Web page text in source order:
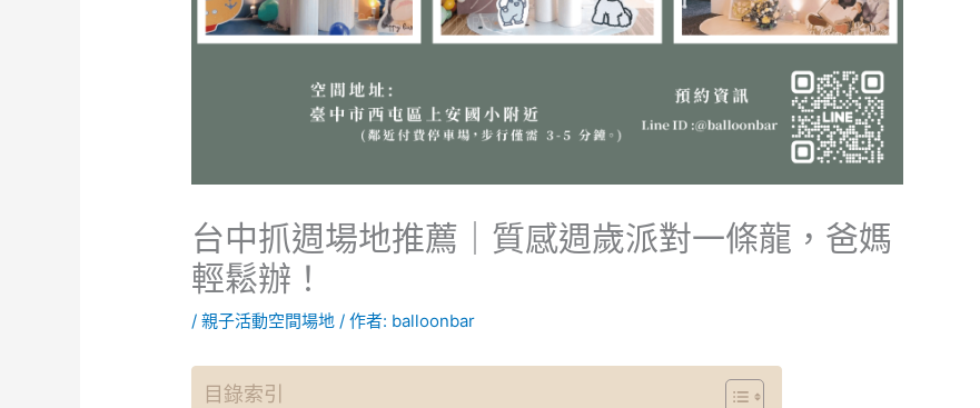
台中抓週場地推薦｜質感週歲派對一條龍，爸媽
輕鬆辦！
/親子活動空間場地 / 作者: balloonbar
目錄索引